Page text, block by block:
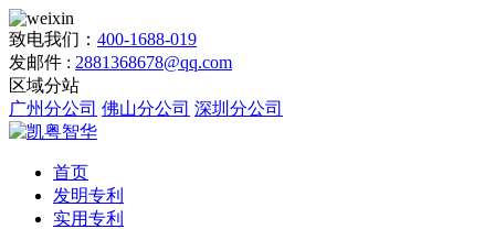
致电我们： 400-1688-019
发邮件 : 2881368678@qq.com
区域分站
广州分公司 佛山分公司 深圳分公司
首页
发明专利
实用专利